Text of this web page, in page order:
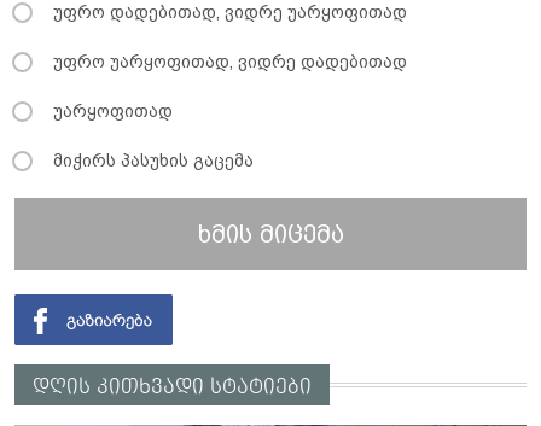
უფრო დადებითად, ვიდრე უარყოფითად
უფრო უარყოფითად, ვიდრე დადებითად
უარყოფითად
მიჭირს პასუხის გაცემა
ხმის მიცემა
დღის კითხვადი სტატიები